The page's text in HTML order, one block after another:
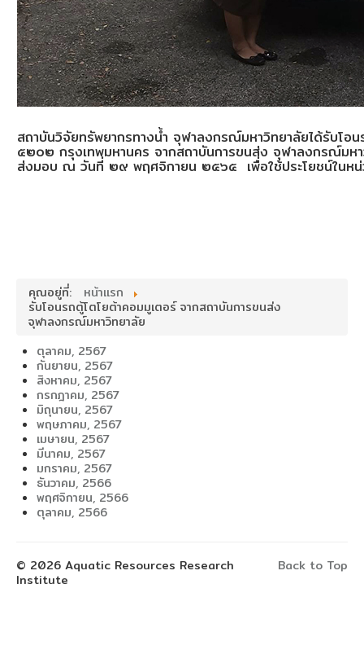
สถาบันวิจัยทรัพยากรทางน้ำ จุฬาลงกรณ์มหาวิทยาลัยได้รับโอ
๕๒๐๒ กรุงเทพมหานคร จากสถาบันการขนส่ง จุฬาลงกรณ์มห
ส่งมอบ ณ วันที่ ๒๙ พฤศจิกายน ๒๕๖๕ เพื่อใช้ประโยชน์ในห
คุณอยู่ที่:
หน้าแรก
รับโอนรถตู้โตโยต้าคอมมูเตอร์ จากสถาบันการขนส่ง
จุฬาลงกรณ์มหาวิทยาลัย
ตุลาคม, 2567
กันยายน, 2567
สิงหาคม, 2567
กรกฎาคม, 2567
มิถุนายน, 2567
พฤษภาคม, 2567
เมษายน, 2567
มีนาคม, 2567
มกราคม, 2567
ธันวาคม, 2566
พฤศจิกายน, 2566
ตุลาคม, 2566
Back to Top
© 2026 Aquatic Resources Research
Institute